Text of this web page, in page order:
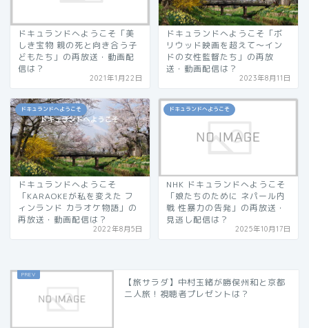
ドキュランドへようこそ「美
しき宝物 親の死と向き合う子
どもたち」の再放送・動画配
信は？
2021年1月22日
ドキュランドへようこそ「ボ
リウッド映画を超えて〜イン
ドの女性監督たち」の再放
送・動画配信は？
2023年8月11日
ドキュランドへようこそ
ドキュランドへようこそ
「KARAOKEが私を変えた フ
ィンランド カラオケ物語」の
再放送・動画配信は？
2022年8月5日
ドキュランドへようこそ
NHK ドキュランドへようこそ
「娘たちのために ネパール内
戦 性暴力の告発」の再放送・
見逃し配信は？
2025年10月17日
【旅サラダ】中村玉緒が勝俣州和と京都
二人旅！視聴者プレゼントは？